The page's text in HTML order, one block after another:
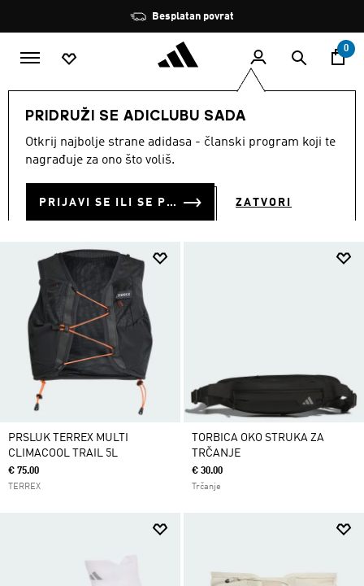
Zaustavi
rotaciju
Besplatan povrat
0
PRIDRUŽI SE ADICLUBU SADA
Otkrij najbolje strane adidasa - članski program koji te
nagrađuje za ono što voliš.
PRIJAVI SE ILI SE PRIDRUŽI SADA ZATVORI
MUŠKARCI Sportovi Trčanje Trčanje Dodaci
TRČANJE DODACI (120)
PRSLUK TERREX MULTI
CLIMACOOL TRAIL 5L
€ 75.00
TERREX
TORBICA OKO STRUKA ZA
TRČANJE
€ 30.00
Trčanje